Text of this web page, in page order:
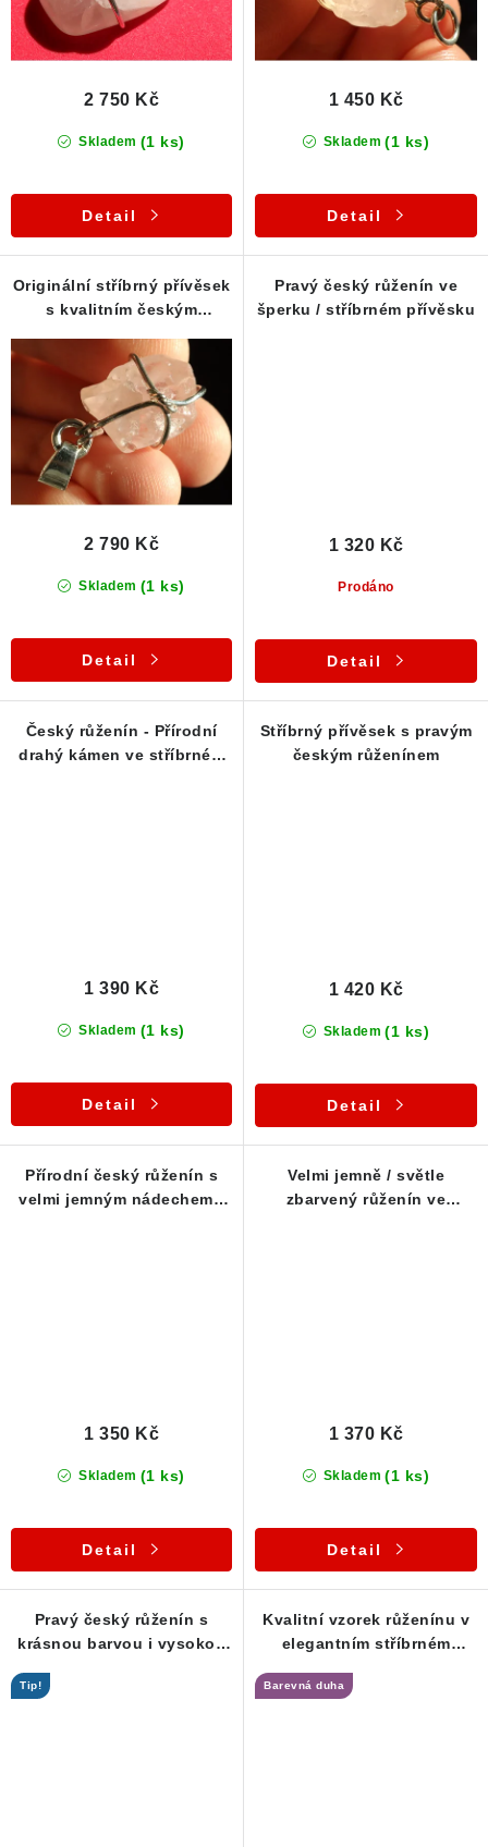
t
ů
k
t
Skladem (1 ks)
2 750 Kč
Detail
Skladem (1 ks)
1 450 Kč
Detail
Originální stříbrný přívěsek
s kvalitním českým
Skladem (1 ks)
2 790 Kč
Detail
Pravý český růženín ve
šperku / stříbrném přívěsku
Prodáno
1 320 Kč
Detail
Český růženín - Přírodní
drahý kámen ve stříbrném
Skladem (1 ks)
1 390 Kč
Detail
Stříbrný přívěsek s pravým
českým růženínem
Skladem (1 ks)
1 420 Kč
Detail
Přírodní český růženín s
velmi jemným nádechem -
Skladem (1 ks)
1 350 Kč
Detail
Velmi jemně / světle
zbarvený růženín ve
Skladem (1 ks)
1 370 Kč
Detail
Pravý český růženín s
krásnou barvou i vysokou
Tip!
Kvalitní vzorek růženínu v
elegantním stříbrném
Barevná duha